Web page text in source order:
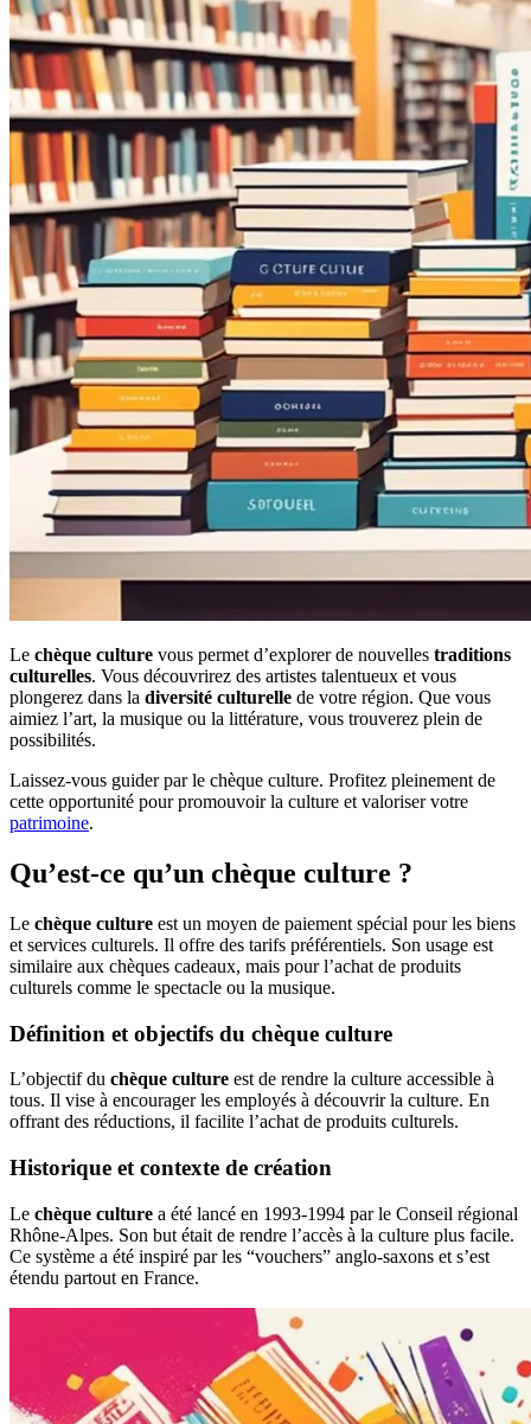
Le chèque culture vous permet d’explorer de nouvelles traditions
culturelles. Vous découvrirez des artistes talentueux et vous
plongerez dans la diversité culturelle de votre région. Que vous
aimiez l’art, la musique ou la littérature, vous trouverez plein de
possibilités.
Laissez-vous guider par le chèque culture. Profitez pleinement de
cette opportunité pour promouvoir la culture et valoriser votre
patrimoine.
Qu’est-ce qu’un chèque culture ?
Le chèque culture est un moyen de paiement spécial pour les biens
et services culturels. Il offre des tarifs préférentiels. Son usage est
similaire aux chèques cadeaux, mais pour l’achat de produits
culturels comme le spectacle ou la musique.
Définition et objectifs du chèque culture
L’objectif du chèque culture est de rendre la culture accessible à
tous. Il vise à encourager les employés à découvrir la culture. En
offrant des réductions, il facilite l’achat de produits culturels.
Historique et contexte de création
Le chèque culture a été lancé en 1993-1994 par le Conseil régional
Rhône-Alpes. Son but était de rendre l’accès à la culture plus facile.
Ce système a été inspiré par les “vouchers” anglo-saxons et s’est
étendu partout en France.